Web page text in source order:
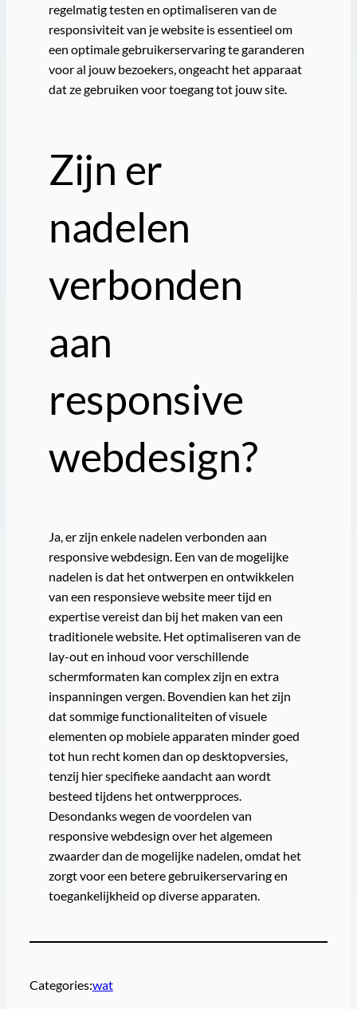
regelmatig testen en optimaliseren van de
responsiviteit van je website is essentieel om
een optimale gebruikerservaring te garanderen
voor al jouw bezoekers, ongeacht het apparaat
dat ze gebruiken voor toegang tot jouw site.
Zijn er
nadelen
verbonden
aan
responsive
webdesign?
Ja, er zijn enkele nadelen verbonden aan
responsive webdesign. Een van de mogelijke
nadelen is dat het ontwerpen en ontwikkelen
van een responsieve website meer tijd en
expertise vereist dan bij het maken van een
traditionele website. Het optimaliseren van de
lay-out en inhoud voor verschillende
schermformaten kan complex zijn en extra
inspanningen vergen. Bovendien kan het zijn
dat sommige functionaliteiten of visuele
elementen op mobiele apparaten minder goed
tot hun recht komen dan op desktopversies,
tenzij hier specifieke aandacht aan wordt
besteed tijdens het ontwerpproces.
Desondanks wegen de voordelen van
responsive webdesign over het algemeen
zwaarder dan de mogelijke nadelen, omdat het
zorgt voor een betere gebruikerservaring en
toegankelijkheid op diverse apparaten.
Categories:wat